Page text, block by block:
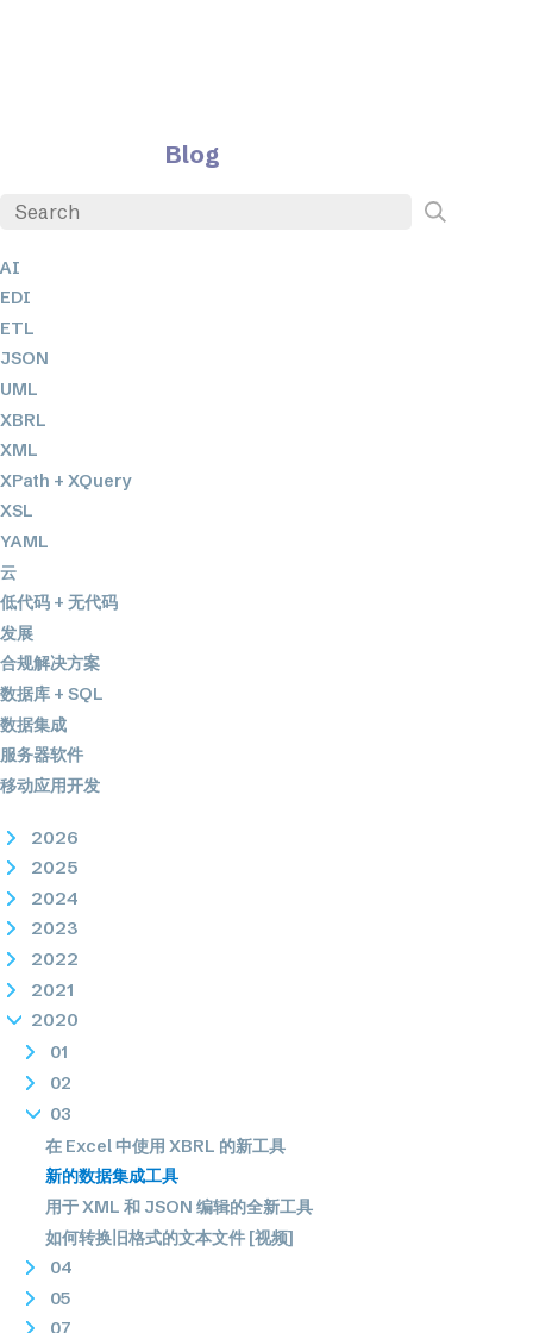
Blog
AI
EDI
ETL
JSON
UML
XBRL
XML
XPath + XQuery
XSL
YAML
云
低代码 + 无代码
发展
合规解决方案
数据库 + SQL
数据集成
服务器软件
移动应用开发
2026
2025
2024
2023
2022
2021
2020
01
02
03
在 Excel 中使用 XBRL 的新工具
新的数据集成工具
用于 XML 和 JSON 编辑的全新工具
如何转换旧格式的文本文件 [视频]
04
05
07